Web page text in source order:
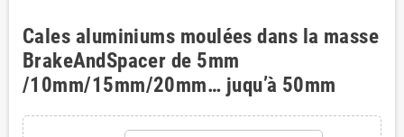
Cales aluminiums moulées dans la masse
BrakeAndSpacer de 5mm
/10mm/15mm/20mm… juqu’à 50mm